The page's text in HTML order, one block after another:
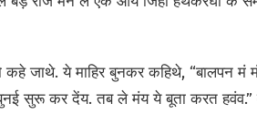
कहे जाथे. ये माहिर बुनकर कहिथे, “बालपन मं
सुरू कर देंय. तब ले मंय ये बूता करत हवंव.”